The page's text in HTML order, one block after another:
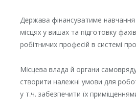
Держава фінансуватиме
місцях у вишах та підготовку
робітничих професій в системі
Місцева влада й органи
створити належні умови для
у т.ч. забезпечити їх